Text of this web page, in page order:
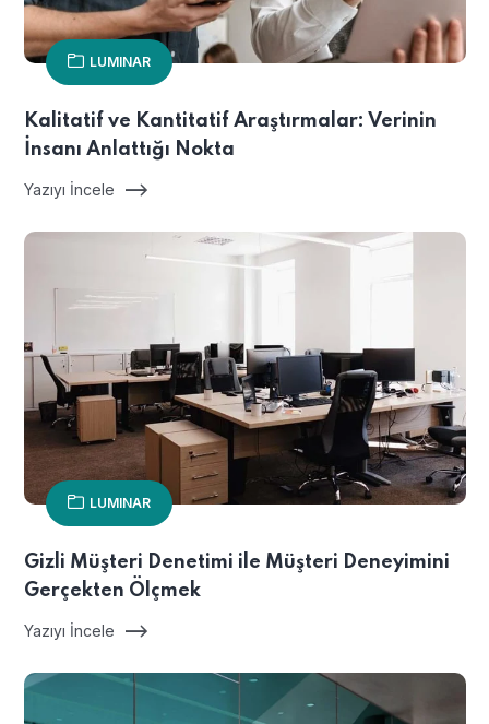
LUMINAR
Kalitatif ve Kantitatif Araştırmalar: Verinin
İnsanı Anlattığı Nokta
Yazıyı İncele
LUMINAR
Gizli Müşteri Denetimi ile Müşteri Deneyimini
Gerçekten Ölçmek
Yazıyı İncele